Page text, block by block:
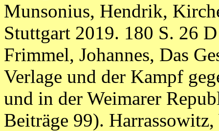
Munsonius, Hendrik,
Stuttgart 2019. 180 S. 26 D
Frimmel, Johannes, Das
Verlage und der Kampf
und in der Weimarer
Beiträge 99).